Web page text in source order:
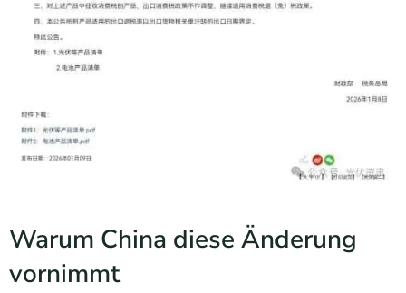
Warum China diese Änderung
vornimmt